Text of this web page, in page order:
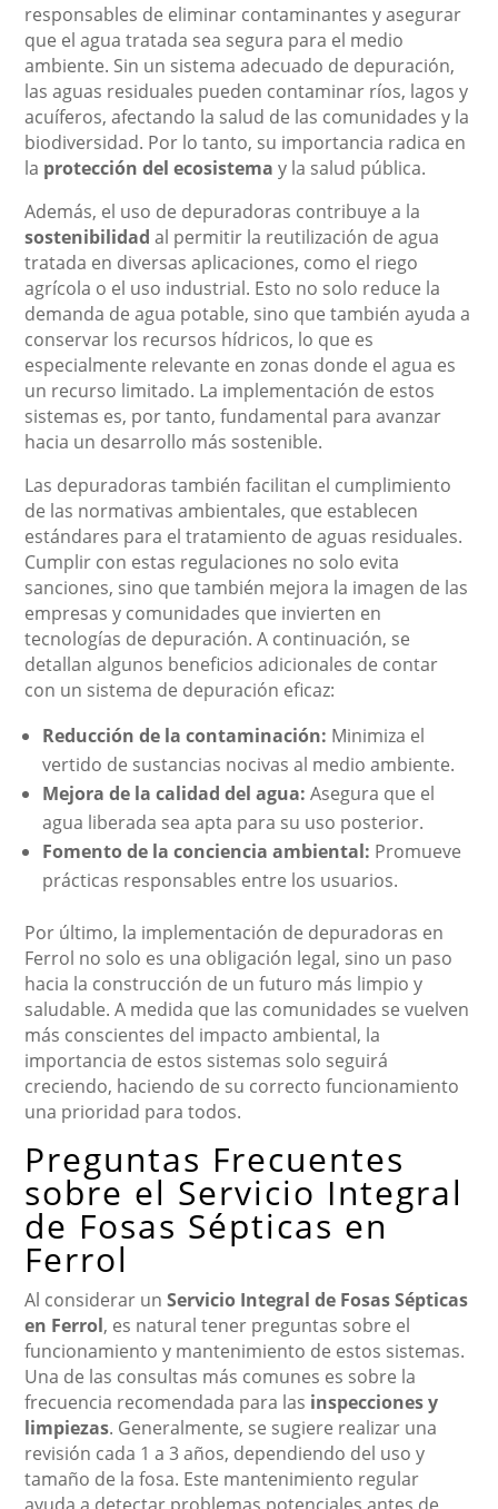
responsables de eliminar contaminantes y asegurar
que el agua tratada sea segura para el medio
ambiente. Sin un sistema adecuado de depuración,
las aguas residuales pueden contaminar ríos, lagos y
acuíferos, afectando la salud de las comunidades y la
biodiversidad. Por lo tanto, su importancia radica en
la protección del ecosistema y la salud pública.
Además, el uso de depuradoras contribuye a la
sostenibilidad al permitir la reutilización de agua
tratada en diversas aplicaciones, como el riego
agrícola o el uso industrial. Esto no solo reduce la
demanda de agua potable, sino que también ayuda a
conservar los recursos hídricos, lo que es
especialmente relevante en zonas donde el agua es
un recurso limitado. La implementación de estos
sistemas es, por tanto, fundamental para avanzar
hacia un desarrollo más sostenible.
Las depuradoras también facilitan el cumplimiento
de las normativas ambientales, que establecen
estándares para el tratamiento de aguas residuales.
Cumplir con estas regulaciones no solo evita
sanciones, sino que también mejora la imagen de las
empresas y comunidades que invierten en
tecnologías de depuración. A continuación, se
detallan algunos beneficios adicionales de contar
con un sistema de depuración eficaz:
Reducción de la contaminación: Minimiza el
vertido de sustancias nocivas al medio ambiente.
Mejora de la calidad del agua: Asegura que el
agua liberada sea apta para su uso posterior.
Fomento de la conciencia ambiental: Promueve
prácticas responsables entre los usuarios.
Por último, la implementación de depuradoras en
Ferrol no solo es una obligación legal, sino un paso
hacia la construcción de un futuro más limpio y
saludable. A medida que las comunidades se vuelven
más conscientes del impacto ambiental, la
importancia de estos sistemas solo seguirá
creciendo, haciendo de su correcto funcionamiento
una prioridad para todos.
Preguntas Frecuentes
sobre el Servicio Integral
de Fosas Sépticas en
Ferrol
Al considerar unServicio Integral de Fosas Sépticas
en Ferrol, es natural tener preguntas sobre el
funcionamiento y mantenimiento de estos sistemas.
Una de las consultas más comunes es sobre la
frecuencia recomendada para las inspecciones y
limpiezas. Generalmente, se sugiere realizar una
revisión cada 1 a 3 años, dependiendo del uso y
tamaño de la fosa. Este mantenimiento regular